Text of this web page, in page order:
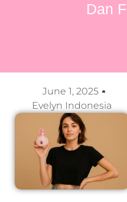
Dan
June 1, 2025
Evelyn Indonesia